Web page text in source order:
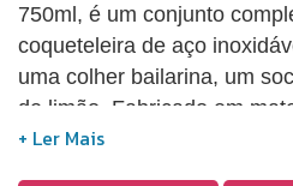
750ml, é um conjunto
coqueteleira de aço
uma colher bailarina, um
de limão. Fabricado em
inoxidável garante